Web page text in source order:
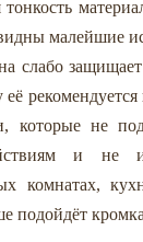
тонкость
видны малейшие
слабо
рекомендуется
которые не
и не
комнатах,
подойдёт